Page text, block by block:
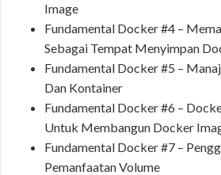
Image
Fundamental Docker #4 –
Sebagai Tempat Menyimpan
Fundamental Docker #5 –
Dan Kontainer
Fundamental Docker #6 –
Untuk Membangun Docker
Fundamental Docker #7 –
Pemanfaatan Volume